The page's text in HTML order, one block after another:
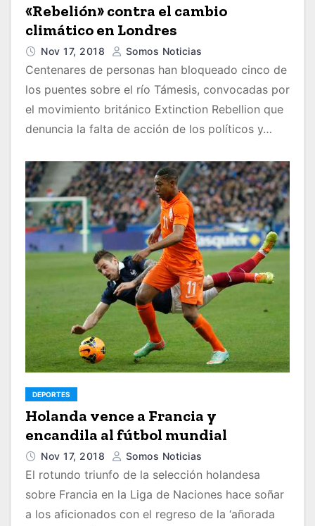
«Rebelión» contra el cambio
climático en Londres
Nov 17, 2018 Somos Noticias
Centenares de personas han bloqueado cinco de
los puentes sobre el río Támesis, convocadas por
el movimiento británico Extinction Rebellion que
denuncia la falta de acción de los políticos y…
DEPORTES
Holanda vence a Francia y
encandila al fútbol mundial
Nov 17, 2018 Somos Noticias
El rotundo triunfo de la selección holandesa
sobre Francia en la Liga de Naciones hace soñar
a los aficionados con el regreso de la ‘añorada